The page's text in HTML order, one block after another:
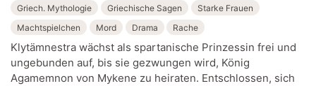
Griech. Mythologie
Griechische Sagen
Starke Frauen
Machtspielchen
Mord Drama Rache
Klytämnestra wächst als spartanische Prinzessin frei und
ungebunden auf, bis sie gezwungen wird, König
Agamemnon von Mykene zu heiraten. Entschlossen, sich